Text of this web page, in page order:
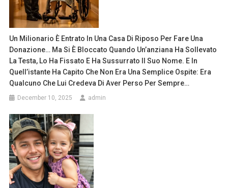
Un Milionario È Entrato In Una Casa Di Riposo Per Fare Una
Donazione… Ma Si È Bloccato Quando Un’anziana Ha Sollevato
La Testa, Lo Ha Fissato E Ha Sussurrato Il Suo Nome. E In
Quell’istante Ha Capito Che Non Era Una Semplice Ospite: Era
Qualcuno Che Lui Credeva Di Aver Perso Per Sempre…
December 10, 2025 admin